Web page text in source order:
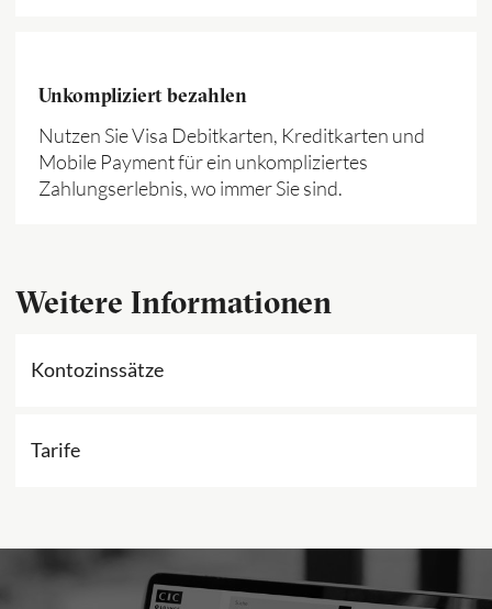
Unkompliziert bezahlen
Nutzen Sie Visa Debitkarten, Kreditkarten und
Mobile Payment für ein unkompliziertes
Zahlungserlebnis, wo immer Sie sind.
Weitere Informationen
Kontozinssätze
Tarife